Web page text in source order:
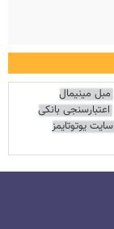
مبل مینیمال
اعتبارسنجی بانکی
سایت یوتوتایمز